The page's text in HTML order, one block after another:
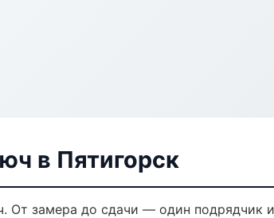
в Пятигорск
замера до сдачи — один подрядчик